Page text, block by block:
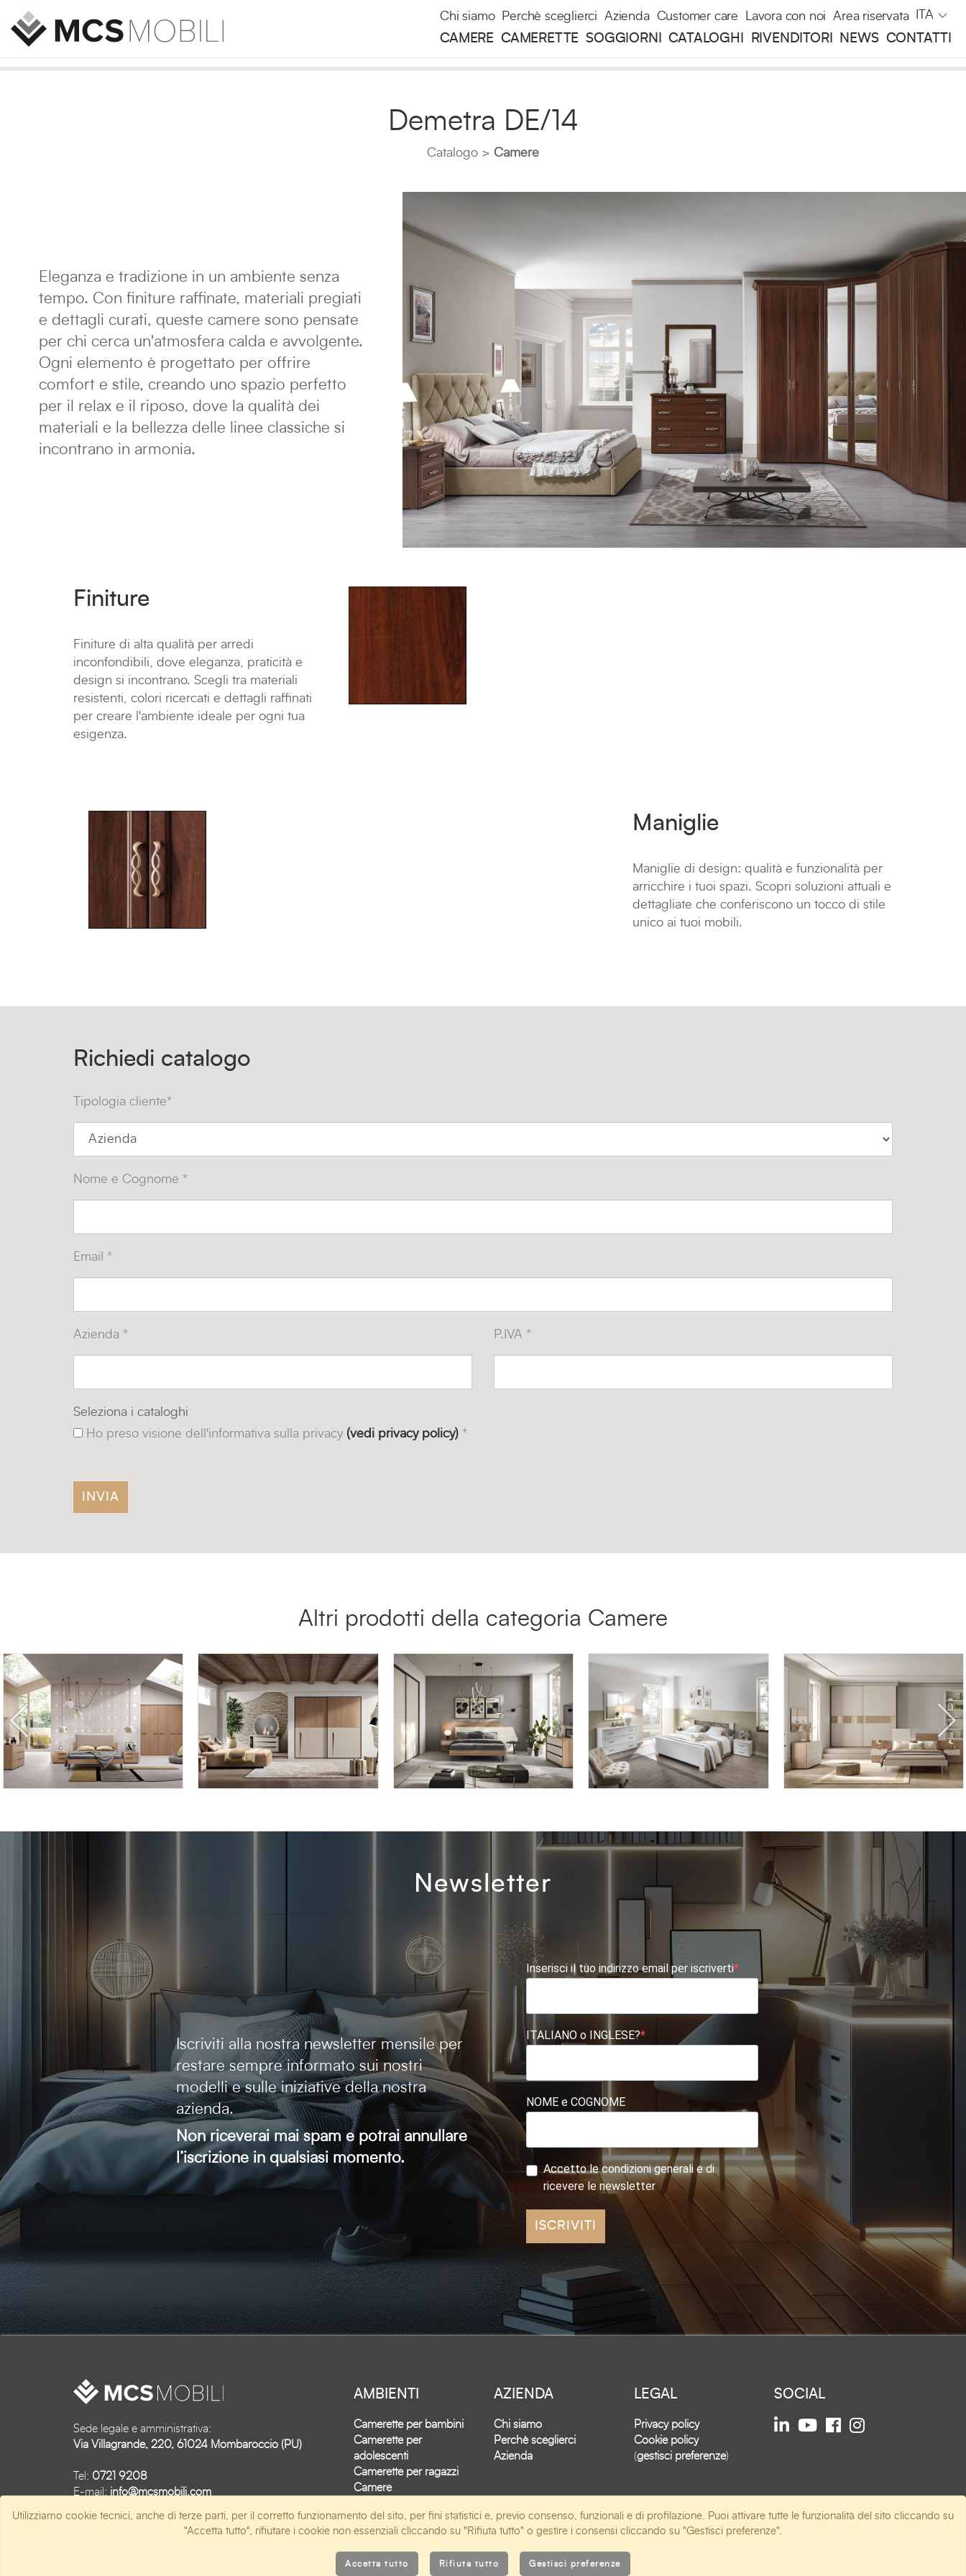
Chi siamo Perchè sceglierci Azienda Customer care Lavora con noi Area riservata ITA
CAMERE CAMERETTE SOGGIORNI CATALOGHI RIVENDITORI NEWS CONTATTI
Demetra DE/14
Catalogo Camere
Eleganza e tradizione in un ambiente senza
tempo. Con finiture raffinate, materiali pregiati
e dettagli curati, queste camere sono pensate
per chi cerca un'atmosfera calda e avvolgente.
Ogni elemento è progettato per offrire
comfort e stile, creando uno spazio perfetto
per il relax e il riposo, dove la qualità dei
materiali e la bellezza delle linee classiche si
incontrano in armonia.
Finiture
Finiture di alta qualità per arredi
inconfondibili, dove eleganza, praticità e
design si incontrano. Scegli tra materiali
resistenti, colori ricercati e dettagli raffinati
per creare l'ambiente ideale per ogni tua
esigenza.
Maniglie
Maniglie di design: qualità e funzionalità per
arricchire i tuoi spazi. Scopri soluzioni attuali e
dettagliate che conferiscono un tocco di stile
unico ai tuoi mobili.
Richiedi catalogo
Tipologia cliente*
Nome e Cognome *
Email *
Azienda * P.IVA *
Seleziona i cataloghi
Ho preso visione dell'informativa sulla privacy (vedi privacy policy) *
Altri prodotti della categoria Camere
LYRA LY19 LYRA LY16 HYDRA HY06 DEMETRA DE/07 LYRA LY01
Newsletter
Iscriviti alla nostra newsletter mensile per
restare sempre informato sui nostri
modelli e sulle iniziative della nostra
azienda.
Non riceverai mai spam e potrai annullare
l’iscrizione in qualsiasi momento.
Inserisci il tuo indirizzo email per iscriverti
ITALIANO o INGLESE?
NOME e COGNOME
Accetto le condizioni generali e di
ricevere le newsletter
ISCRIVITI
Sede legale e amministrativa:
Via Villagrande, 220, 61024 Mombaroccio (PU)
Tel: 0721 9208
E-mail: info@mcsmobili.com
P.IVA 02692160415
AMBIENTI
Camerette per bambini
Camerette per
adolescenti
Camerette per ragazzi
Camere
AZIENDA
Chi siamo
Perchè sceglierci
Azienda
LEGAL
Privacy policy
Cookie policy
(gestisci preferenze)
SOCIAL
Utilizziamo cookie tecnici, anche di terze parti, per il corretto funzionamento del sito, per fini statistici e, previo consenso, funzionali e di profilazione. Puoi attivare tutte le funzionalità del sito cliccando su
"Accetta tutto", rifiutare i cookie non essenziali cliccando su "Rifiuta tutto" o gestire i consensi cliccando su "Gestisci preferenze".
Accetta tutto Rifiuta tutto Gestisci preferenze